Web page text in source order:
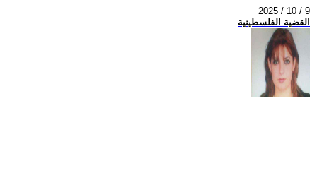
2025 / 10 / 9
القضية الفلسطينية